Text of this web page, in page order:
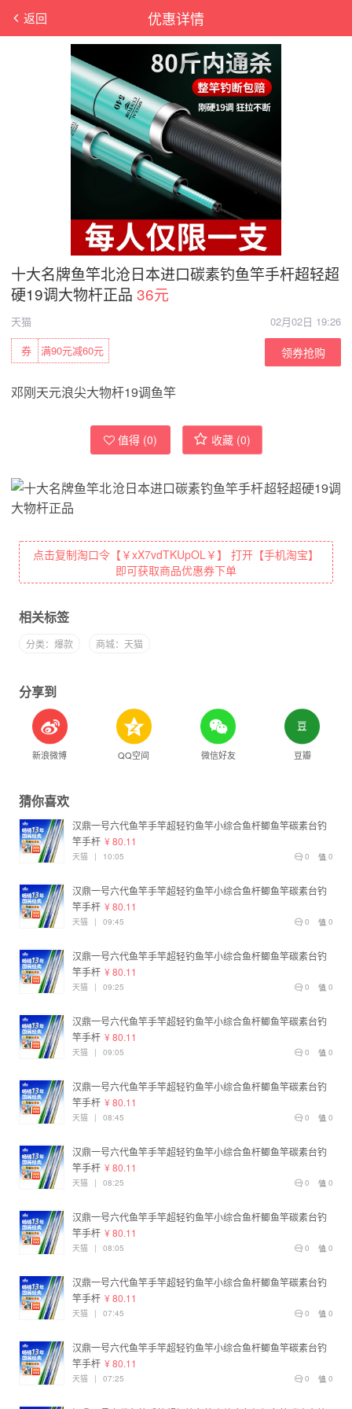
优惠详情
返回
十大名牌鱼竿北沧日本进口碳素钓鱼竿手杆超轻超
硬19调大物杆正品 36元
天猫
02月02日 19:26
满90元减60元
券 领券抢购
邓刚天元浪尖大物杆19调鱼竿
值得 (0) 收藏 (0)
点击复制淘口令【￥xX7vdTKUpOL￥】 打开【手机淘宝】
即可获取商品优惠券下单
相关标签
分类：爆款 商城：天猫
分享到
新浪微博 QQ空间 微信好友 豆瓣
猜你喜欢
汉鼎一号六代鱼竿手竿超轻钓鱼竿小综合鱼杆鲫鱼竿碳素台钓
竿手杆 ¥ 80.11
0
0
天猫 | 10:05
汉鼎一号六代鱼竿手竿超轻钓鱼竿小综合鱼杆鲫鱼竿碳素台钓
竿手杆 ¥ 80.11
0
0
天猫 | 09:45
汉鼎一号六代鱼竿手竿超轻钓鱼竿小综合鱼杆鲫鱼竿碳素台钓
竿手杆 ¥ 80.11
0
0
天猫 | 09:25
汉鼎一号六代鱼竿手竿超轻钓鱼竿小综合鱼杆鲫鱼竿碳素台钓
竿手杆 ¥ 80.11
0
0
天猫 | 09:05
汉鼎一号六代鱼竿手竿超轻钓鱼竿小综合鱼杆鲫鱼竿碳素台钓
竿手杆 ¥ 80.11
0
0
天猫 | 08:45
汉鼎一号六代鱼竿手竿超轻钓鱼竿小综合鱼杆鲫鱼竿碳素台钓
竿手杆 ¥ 80.11
0
0
天猫 | 08:25
汉鼎一号六代鱼竿手竿超轻钓鱼竿小综合鱼杆鲫鱼竿碳素台钓
竿手杆 ¥ 80.11
0
0
天猫 | 08:05
汉鼎一号六代鱼竿手竿超轻钓鱼竿小综合鱼杆鲫鱼竿碳素台钓
竿手杆 ¥ 80.11
0
0
天猫 | 07:45
汉鼎一号六代鱼竿手竿超轻钓鱼竿小综合鱼杆鲫鱼竿碳素台钓
竿手杆 ¥ 80.11
0
0
天猫 | 07:25